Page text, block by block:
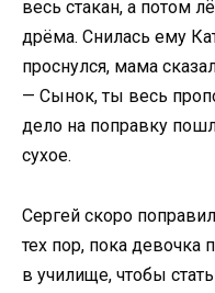
весь стакан, а потом
дрёма. Снилась ему
проснулся, мама
— Сынок, ты весь
дело на поправку
сухое.
Сергей скоро
тех пор, пока девочка
в училище, чтобы